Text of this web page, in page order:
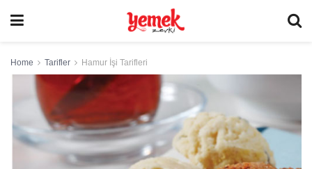
Home Tarifler Hamur İşi Tarifleri